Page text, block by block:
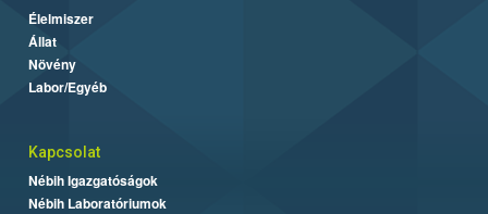
Élelmiszer
Állat
Növény
Labor/Egyéb
Kapcsolat
Nébih Igazgatóságok
Nébih Laboratóriumok